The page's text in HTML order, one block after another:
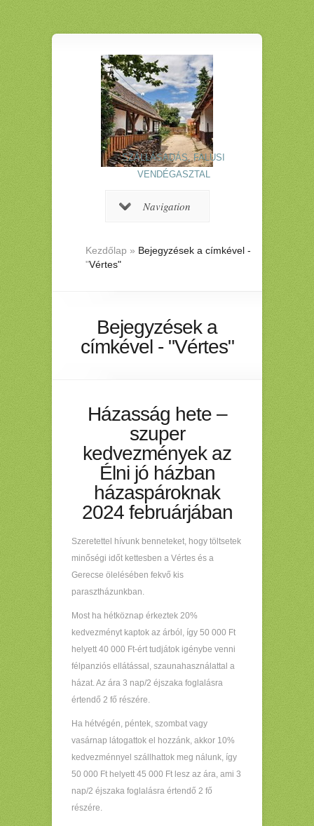
SZÁLLÁSADÁS, FALUSI
VENDÉGASZTAL
Navigation
Kezdőlap » Bejegyzések a címkével -
"Vértes"
Bejegyzések a
címkével - "Vértes"
Házasság hete –
szuper
kedvezmények az
Élni jó házban
házaspároknak
2024 februárjában
Szeretettel hívunk benneteket, hogy töltsetek
minőségi időt kettesben a Vértes és a
Gerecse ölelésében fekvő kis
parasztházunkban.
Most ha hétköznap érkeztek 20%
kedvezményt kaptok az árból, így 50 000 Ft
helyett 40 000 Ft-ért tudjátok igénybe venni
félpanziós ellátással, szaunahasználattal a
házat. Az ára 3 nap/2 éjszaka foglalásra
értendő 2 fő részére.
Ha hétvégén, péntek, szombat vagy
vasárnap látogattok el hozzánk, akkor 10%
kedvezménnyel szállhattok meg nálunk, így
50 000 Ft helyett 45 000 Ft lesz az ára, ami 3
nap/2 éjszaka foglalásra értendő 2 fő
részére.